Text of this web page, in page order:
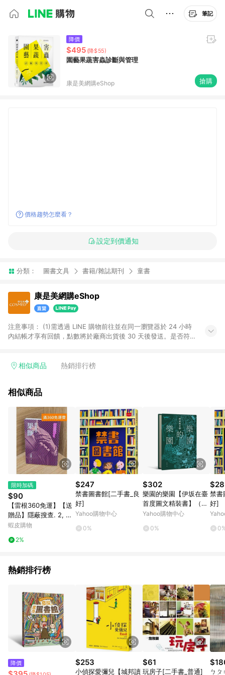
筆記
降價
$495 (降$55)
園藝果蔬害蟲診斷與管理
康是美網購eShop 搶購
價格趨勢怎麼看？
設定到價通知
分類： 圖書文具 書籍/雜誌期刊 童書
康是美網購eShop
注意事項：​ (1)需透過 LINE 購物前往並在同一瀏覽器於 24 小時
內結帳才享有回饋，點數將於廠商出貨後 30 天後發送。​是否符
黃金鑽飾/精品相關/3C數位(含周邊)/家電視聽/運動戶外/母嬰用
饋%」，將於訂單成立後由「LINE購物通知」之官方帳號訊息通
依LINE購物網站訂單成立通知為準。​​ (5)LINE購物設有「單一商
品最高回饋點數」機制 (部分時段開放「回饋無上限」)，以同一
訂單中同一商品不論件數計算，請依訂單成立當下LINE購物的回
饋機制為準。
相似商品 熱銷排行榜
相似商品
限時加碼
$90
【雷根360免運】【送
贈品】隱蔽搜查. 2, 果
斷 #七成新【B-B121
蝦皮購物
2%
$247
禁書圖書館[二手書_良
好]
Yahoo購物中心
0%
$302
樂園的樂園【伊坂在臺
首度圖文精裝書】（作
家出道25年，攜手自然
近全新]
Yahoo購物中心
0%
禁書
好]
熱銷排行榜
降價 $253
小偵探愛彌兒【城邦讀
$61
玩房子[二手書_普通] ㄅ